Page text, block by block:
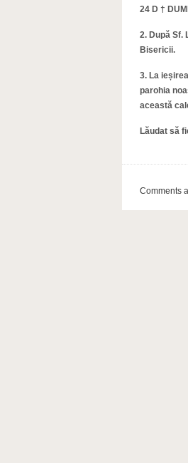
24 D †
2. După Sf.
Bisericii.
3. La
parohia
această
Lăudat să
Comments